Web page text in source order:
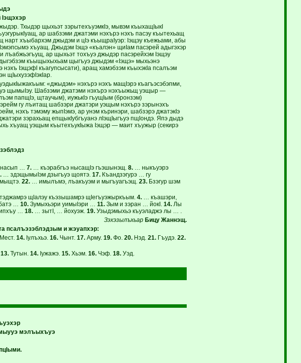
Iэщэхэр
Тхыдэр щыхьэт зэрытехъуэмкIэ, мывэм къыхащIыкI
ар шабзэми джатэми нэхърэ нэхъ пасэу къытехьащ
нарт хъыбархэм джыдэм и цIэ къыщраIуэр: Iэщэу къежьами, абы
хъуащ. Джыдэм Iэщэ «къалэн» щиIам пасэрей адыгэхэр
ар щыхьэт тохъуэ джыдэр пасэрейхэм Iэщэу
къыщыхыхьам щыгъуэ джыдэм «Iэщэ» мыхьэнэ
IэщэфI къагупсысати), аращ хамэбзэм къыхэкIа псалъэм
щIыхузэфIэкIар.
«джыдэм» нэхърэ нэхъ мащIэрэ къагъэсэбэпми,
щымыIэу. Шабзэми джатэми нэхърэ нэхъыжьщ уэщыр —
папщIэ, щтаучым), иужькIэ гъущIым (бронзэм)
гу лъитащ шабзэри джатэри уэщым нэхърэ зэрынэхъ
нэхъ тэмэму жыпIэмэ, ар унэм къринэри, шабзэрэ джатэкIэ
зэрахьащ епщыкIубгъуанэ лIэщIыгъуэ пщIондэ. Япэ дыдэ
хъуащ уэщым къытехъукIыжа Iэщэр — маит хъужыр (секирэ
насып … 7.… къэрабгъэ нысащIэ гъэшынэщ. 8.… ныкъуэрэ
… здэщымыIэм дзыгъуэ щоятэ. 17.Къандзэгурэ … гу
22.… имылъмэ, лъакъуэм и мыгъуагъэщ. 23.Бзэгур шэм
щIалэу къэзышамрэ щIегъуэжыркъым. 4.… къашэри,
… 10.Зумыхьэри уимыIэри … 11.Зым и зэран … йокI. 14.Лы
… 18.… зытI, … йохуэж. 19.Узыдэмыхьэ къуэладжэ лы … .
Зэхэзылъхьар Бицу Жаннэщ.
псалъэзэблэдзым и жэуапхэр:
14.Iулъхьэ. 16.Чынт. 17.Арму. 19.Фо. 20.Нэд. 21.Гъудэ. 22.
13.Тутын. 14.Iужажэ. 15.Хьэм. 16.Чэф. 18.Уэд.
мэлъыхъуэ